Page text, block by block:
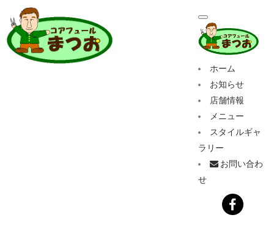
ホーム
お知らせ
店舗情報
メニュー
スタイルギャ
ラリー
お問い合わ
せ